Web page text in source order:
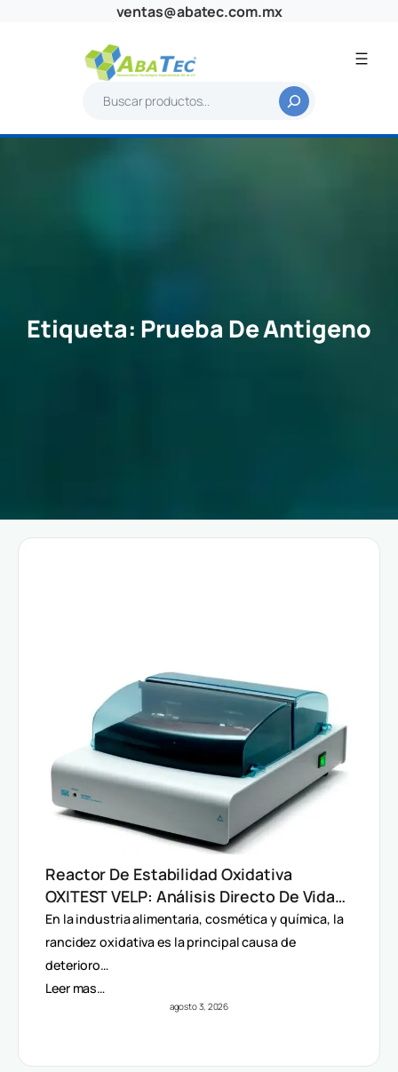
ventas@abatec.com.mx
s
Etiqueta: Prueba De Antigeno
Reactor De Estabilidad Oxidativa
OXITEST VELP: Análisis Directo De Vida
Útil Sin Extracción De Grasa
En la industria alimentaria, cosmética y química, la
rancidez oxidativa es la principal causa de
deterioro…
Leer mas…
agosto 3, 2026